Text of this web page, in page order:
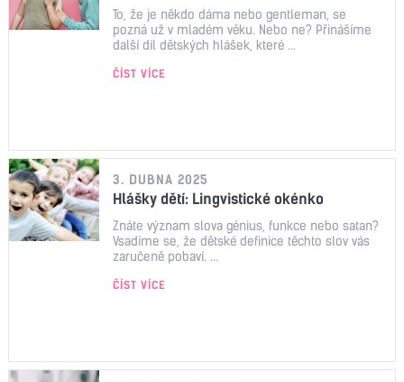
To, že je někdo dáma nebo gentleman, se
pozná už v mladém věku. Nebo ne? Přinášíme
další díl dětských hlášek, které ...
ČÍST VÍCE
3. DUBNA 2025
Hlášky dětí: Lingvistické okénko
Znáte význam slova génius, funkce nebo satan?
Vsadíme se, že dětské definice těchto slov vás
zaručeně pobaví. ...
ČÍST VÍCE